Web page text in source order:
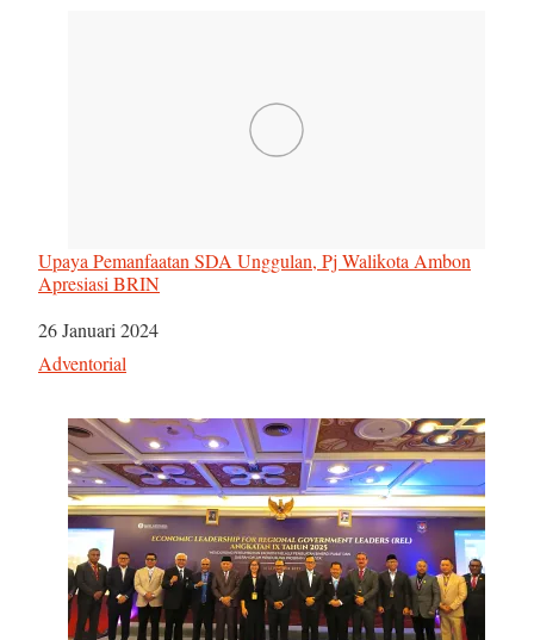
Upaya Pemanfaatan SDA Unggulan, Pj Walikota Ambon
Apresiasi BRIN
Tanggal
26 Januari 2024
Sehubungan dengan
Adventorial